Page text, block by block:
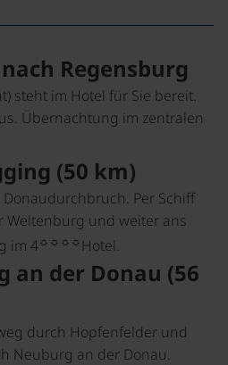
Regensburg
steht im Hotel für Sie bereit.
Übernachtung im zentralen
(50 km)
Per Schiff
Weltenburg und weiter ans
im 4☼☼☼☼ Hotel.
an der Donau (56
durch Hopfenfelder und
Neuburg an der Donau.